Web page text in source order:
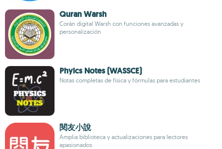
Quran Warsh
Corán digital Warsh con funciones avanzadas y
personalización
Phyics Notes (WASSCE)
Notas completas de física y fórmulas para estudiantes
閱友小說
Amplia biblioteca y actualizaciones para lectores
apasionados